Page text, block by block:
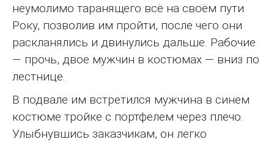
неумолимо таранящего всё на своём пути
Року, позволив им пройти, после чего они
раскланялись и двинулись дальше. Рабочие
— прочь, двое мужчин в костюмах — вниз по
лестнице.
В подвале им встретился мужчина в синем
костюме тройке с портфелем через плечо.
Улыбнувшись заказчикам, он легко